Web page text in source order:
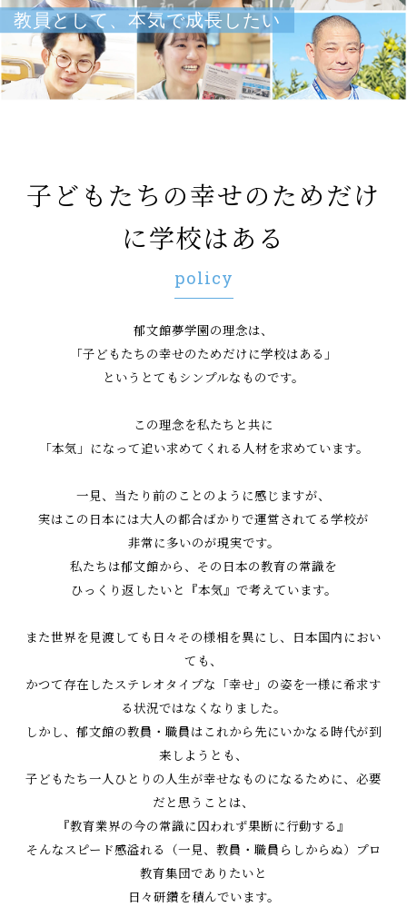
教員として、本気で成長したい
子どもたちの幸せのためだけ
に学校はある
policy
郁文館夢学園の理念は、
「子どもたちの幸せのためだけに学校はある」
というとてもシンプルなものです。
この理念を私たちと共に
「本気」になって追い求めてくれる人材を求めています。
一見、当たり前のことのように感じますが、
実はこの日本には大人の都合ばかりで運営されてる学校が
非常に多いのが現実です。
私たちは郁文館から、その日本の教育の常識を
ひっくり返したいと『本気』で考えています。
また世界を見渡しても日々その様相を異にし、日本国内におい
ても、
かつて存在したステレオタイプな「幸せ」の姿を一様に希求す
る状況ではなくなりました。
しかし、郁文館の教員・職員はこれから先にいかなる時代が到
来しようとも、
子どもたち一人ひとりの人生が幸せなものになるために、必要
だと思うことは、
『教育業界の今の常識に囚われず果断に行動する』
そんなスピード感溢れる（一見、教員・職員らしからぬ）プロ
教育集団でありたいと
日々研鑽を積んでいます。